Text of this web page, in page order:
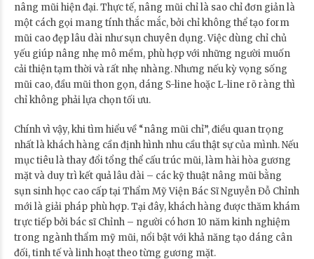
nâng mũi hiện đại. Thực tế, nâng mũi chỉ là sao chỉ đơn giản là
một cách gọi mang tính thắc mắc, bởi chỉ không thể tạo form
mũi cao đẹp lâu dài như sụn chuyên dụng. Việc dùng chỉ chủ
yếu giúp nâng nhẹ mô mềm, phù hợp với những người muốn
cải thiện tạm thời và rất nhẹ nhàng. Nhưng nếu kỳ vọng sống
mũi cao, đầu mũi thon gọn, dáng S-line hoặc L-line rõ ràng thì
chỉ không phải lựa chọn tối ưu.
Chính vì vậy, khi tìm hiểu về “nâng mũi chỉ”, điều quan trọng
nhất là khách hàng cần định hình nhu cầu thật sự của mình. Nếu
mục tiêu là thay đổi tổng thể cấu trúc mũi, làm hài hòa gương
mặt và duy trì kết quả lâu dài – các kỹ thuật nâng mũi bằng
sụn sinh học cao cấp tại Thẩm Mỹ Viện Bác Sĩ Nguyễn Đỗ Chỉnh
mới là giải pháp phù hợp. Tại đây, khách hàng được thăm khám
trực tiếp bởi bác sĩ Chỉnh – người có hơn 10 năm kinh nghiệm
trong ngành thẩm mỹ mũi, nổi bật với khả năng tạo dáng cân
đối, tinh tế và linh hoạt theo từng gương mặt.